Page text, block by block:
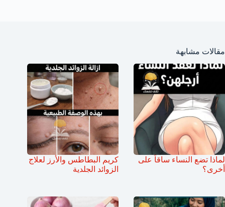
مقالات مشابهة
لماذا تضع النساء ساقاً على
أخرى؟
كريم البطاطس والأرز لعلاج
الزوائد الجلدية